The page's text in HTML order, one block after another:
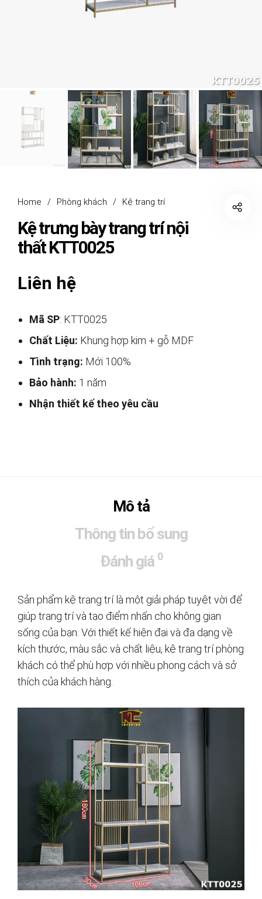
Home / Phòng khách / Kệ trang trí
Kệ trưng bày trang trí nội
thất KTT0025
Liên hệ
Mã SP: KTT0025
Chất Liệu: Khung hợp kim + gỗ MDF
Tình trạng: Mới 100%
Bảo hành: 1 năm
Nhận thiết kế theo yêu cầu
Mô tả
Thông tin bổ sung
Đánh giá 0
Sản phẩm kệ trang trí là một giải pháp tuyệt vời để
giúp trang trí và tạo điểm nhấn cho không gian
sống của bạn. Với thiết kế hiện đại và đa dạng về
kích thước, màu sắc và chất liệu, kệ trang trí phòng
khách có thể phù hợp với nhiều phong cách và sở
thích của khách hàng.